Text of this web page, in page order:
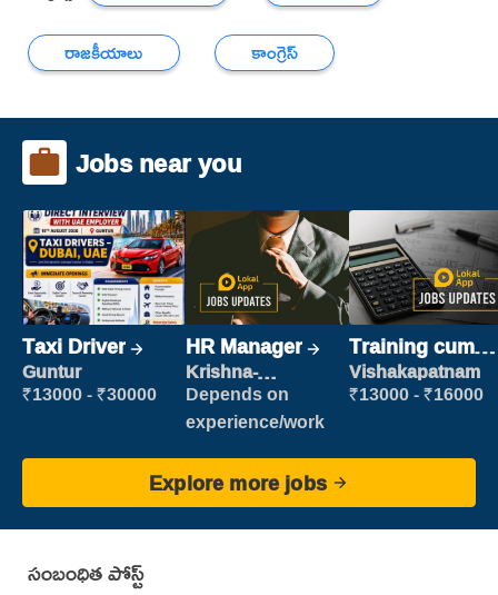
రాజకీయాలు
కాంగ్రెస్
Jobs near you
Taxi Driver
Guntur
₹13000 - ₹30000
HR Manager
Krishna-
vijayawada
Depends on
experience/work
Training cum
Placement
Vishakapatnam
₹13000 - ₹16000
Explore more jobs
సంబంధిత పోస్ట్